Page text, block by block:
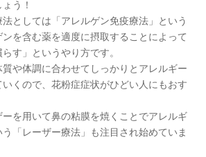
う！
としては「アレルゲン免疫療法」という
を含む薬を適度に摂取することによって
す」というやり方です。
や体調に合わせてしっかりとアレルギー
くので、花粉症症状がひどい人にもおす
ーを用いて鼻の粘膜を焼くことでアレルギ
「レーザー療法」も注目され始めていま